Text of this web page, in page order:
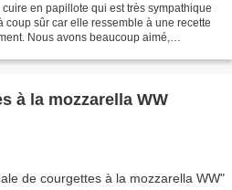
en papillote qui est très sympathique
sûr car elle ressemble à une recette
Nous avons beaucoup aimé,
à la mozzarella WW